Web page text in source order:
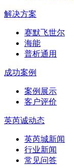
解决方案
赛默飞世尔
海能
普析通用
成功案例
案例展示
客户评价
英芮诚动态
英芮城新闻
行业新闻
常见问答